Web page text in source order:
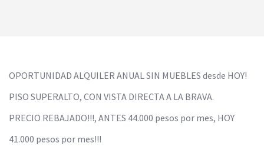
OPORTUNIDAD ALQUILER ANUAL SIN MUEBLES desde HOY!
PISO SUPERALTO, CON VISTA DIRECTA A LA BRAVA.
PRECIO REBAJADO!!!, ANTES 44.000 pesos por mes, HOY
41.000 pesos por mes!!!